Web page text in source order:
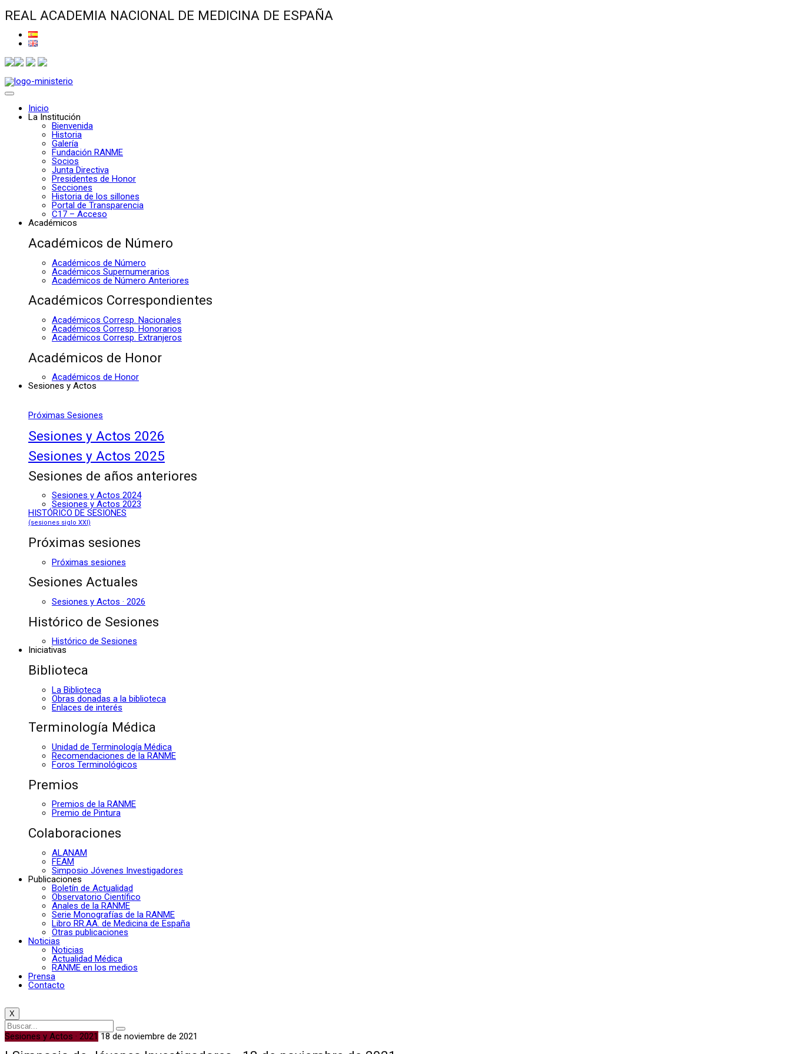
REAL ACADEMIA NACIONAL DE MEDICINA DE ESPAÑA
Inicio
La Institución
Bienvenida
Historia
Galería
Fundación RANME
Socios
Junta Directiva
Presidentes de Honor
Secciones
Historia de los sillones
Portal de Transparencia
C17 – Acceso
Académicos
Académicos de Número
Académicos de Número
Académicos Supernumerarios
Académicos de Número Anteriores
Académicos Correspondientes
Académicos Corresp. Nacionales
Académicos Corresp. Honorarios
Académicos Corresp. Extranjeros
Académicos de Honor
Académicos de Honor
Sesiones y Actos
Próximas Sesiones
Sesiones y Actos 2026
Sesiones y Actos 2025
Sesiones de años anteriores
Sesiones y Actos 2024
Sesiones y Actos 2023
HISTÓRICO DE SESIONES
(sesiones siglo XXI)
Próximas sesiones
Próximas sesiones
Sesiones Actuales
Sesiones y Actos · 2026
Histórico de Sesiones
Histórico de Sesiones
Iniciativas
Biblioteca
La Biblioteca
Obras donadas a la biblioteca
Enlaces de interés
Terminología Médica
Unidad de Terminología Médica
Recomendaciones de la RANME
Foros Terminológicos
Premios
Premios de la RANME
Premio de Pintura
Colaboraciones
ALANAM
FEAM
Simposio Jóvenes Investigadores
Publicaciones
Boletín de Actualidad
Observatorio Científico
Anales de la RANME
Serie Monografías de la RANME
Libro RR.AA. de Medicina de España
Otras publicaciones
Noticias
Noticias
Actualidad Médica
RANME en los medios
Prensa
Contacto
X
Sesiones y Actos · 2021 18 de noviembre de 2021